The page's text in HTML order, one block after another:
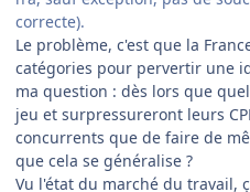
correcte).
Le problème, c'est que la
catégories pour pervertir une
ma question : dès lors que
jeu et surpressureront leurs
concurrents que de faire de
que cela se généralise ?
Vu l'état du marché du travail,